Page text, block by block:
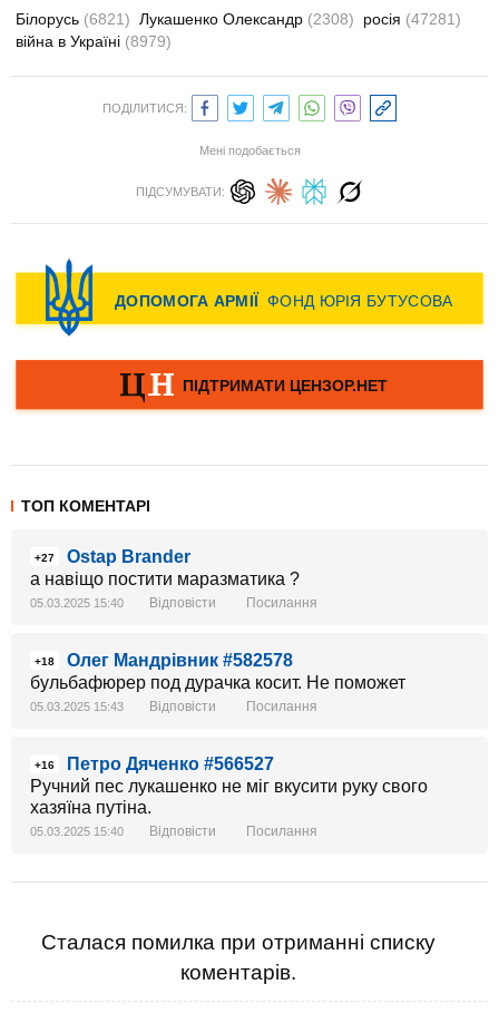
Білорусь (6821) Лукашенко Олександр (2308) росія (47281)
війна в Україні (8979)
ПОДІЛИТИСЯ:
Мені подобається
ПІДСУМУВАТИ:
ТОП КОМЕНТАРІ
+27
Ostap Brander
а навіщо постити маразматика ?
05.03.2025 15:40 Відповісти Посилання
+18
Олег Мандрівник #582578
бульбафюрер под дурачка косит. Не поможет
05.03.2025 15:43 Відповісти Посилання
+16
Петро Дяченко #566527
Ручний пес лукашенко не міг вкусити руку свого
хазяїна путіна.
05.03.2025 15:40 Відповісти Посилання
Сталася помилка при отриманні списку
коментарів.